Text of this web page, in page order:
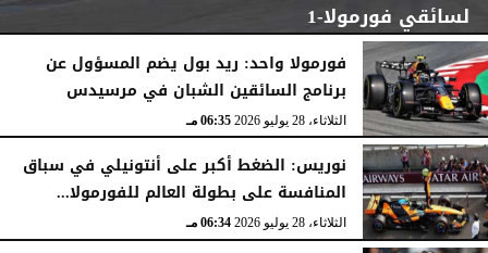
لسائقي فورمولا-1
الإثنين، 3 أغسطس 2026 07:06 مـ
فورمولا واحد: ريد بول يضم المسؤول عن
برنامج السائقين الشبان في مرسيدس
الثلاثاء، 28 يوليو 2026 06:35 مـ
نوريس: الضغط أكبر على أنتونيلي في سباق
المنافسة على بطولة العالم للفورمولا...
الثلاثاء، 28 يوليو 2026 06:34 مـ